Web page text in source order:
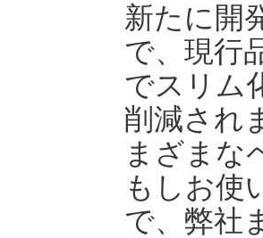
新たに開
で、現行
でスリム
削減され
まざまな
もしお使
で、弊社